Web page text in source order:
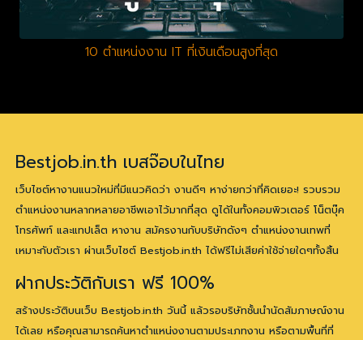
10 ตำแหน่งงาน IT ที่เงินเดือนสูงที่สุด
Bestjob.in.th เบสจ๊อบในไทย
เว็บไซต์หางานแนวใหม่ที่มีแนวคิดว่า งานดีๆ หาง่ายกว่าที่คิดเยอะ! รวบรวม
ตำแหน่งงานหลากหลายอาชีพเอาไว้มากที่สุด ดูได้ในทั้งคอมพิวเตอร์ โน็ตบุ๊ค
โทรศัพท์ และแทปเล็ต หางาน สมัครงานกับบริษัทดังๆ ตำแหน่งงานเทพที่
เหมาะกับตัวเรา ผ่านเว็บไซต์ Bestjob.in.th ได้ฟรีไม่เสียค่าใช้จ่ายใดๆทั้งสิ้น
ฝากประวัติกับเรา ฟรี 100%
สร้างประวัติบนเว็บ Bestjob.in.th วันนี้ แล้วรอบริษัทชั้นนำนัดสัมภาษณ์งาน
ได้เลย หรือคุณสามารถค้นหาตำแหน่งงานตามประเภทงาน หรือตามพื้นที่ที่